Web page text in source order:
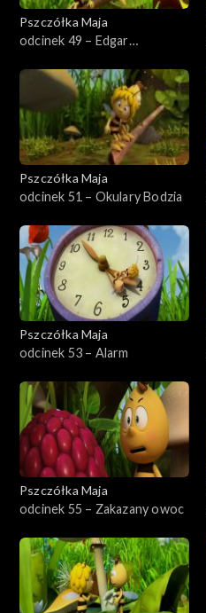
Pszczółka Maja
odcinek 49 – Edgar
Pszczółka Maja
odcinek 51 – Okulary Bodzia
Pszczółka Maja
odcinek 53 – Alarm
Pszczółka Maja
odcinek 55 – Zakazany owoc